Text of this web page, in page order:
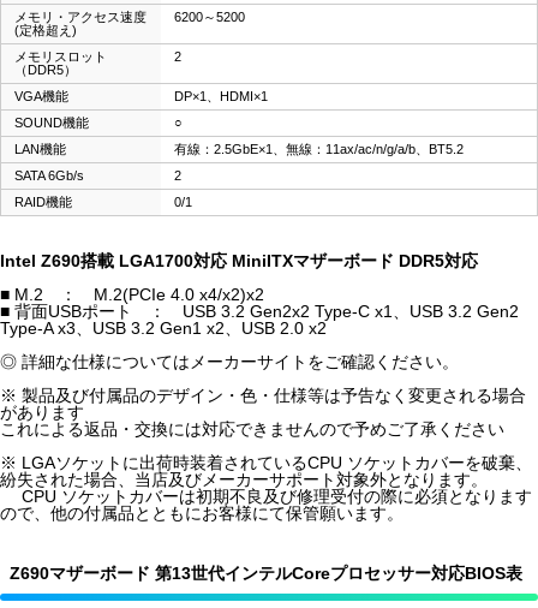
メモリ・アクセス速度
(定格超え)
6200～5200
メモリスロット
（DDR5）
2
VGA機能
DP×1、HDMI×1
SOUND機能
○
LAN機能
有線：2.5GbE×1、無線：11ax/ac/n/g/a/b、BT5.2
SATA 6Gb/s
2
RAID機能
0/1
Intel Z690搭載 LGA1700対応 MiniITXマザーボード DDR5対応
■ M.2 ： M.2(PCIe 4.0 x4/x2)x2
■ 背面USBポート ： USB 3.2 Gen2x2 Type-C x1、USB 3.2 Gen2
Type-A x3、USB 3.2 Gen1 x2、USB 2.0 x2
◎ 詳細な仕様についてはメーカーサイトをご確認ください。
※ 製品及び付属品のデザイン・色・仕様等は予告なく変更される場合
があります
これによる返品・交換には対応できませんので予めご了承ください
※ LGAソケットに出荷時装着されているCPU ソケットカバーを破棄、
紛失された場合、当店及びメーカーサポート対象外となります。
CPU ソケットカバーは初期不良及び修理受付の際に必須となります
ので、他の付属品とともにお客様にて保管願います。
Z690マザーボード 第13世代インテルCoreプロセッサー対応BIOS表